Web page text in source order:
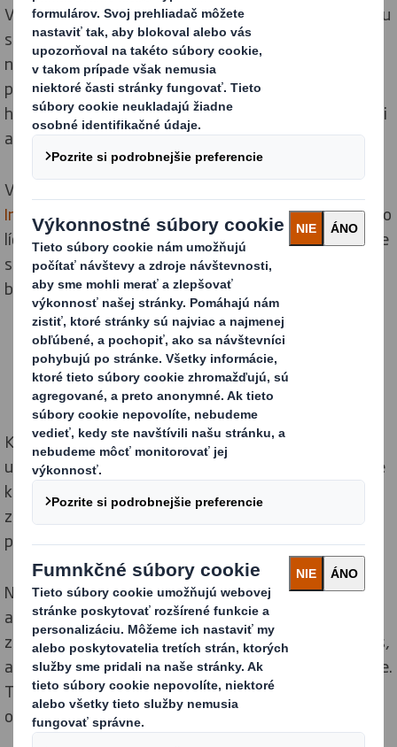
V spoločnosti DS Smith je udržateľnosť neoddeliteľnou
súčasťou nášho obehového obchodného modelu a
najväčší pozitívny vplyv môžeme dosiahnuť tým, že
pomôžeme vytvoriť nízkouhlíkové obehové
hospodárstvo. Je to cesta, na ktorej sme so zákazníkmi
a kolegami už viac ako desať rokov.
V januári 2025 sme sa pripojili k spoločnosti
International Paper
a vytvorili sme skutočne globálneho
lídra v oblasti udržateľných obalových riešení. Spoločne
sme naďalej odhodlaní vytvárať udržateľnejšiu
budúcnosť.
ZISTITE VIAC O SPOJENÍ SPOLOČNOSTÍ
Keď sme v roku 2020 spustili našu stratégiu
udržateľnosti Now & Next, stanovili sme si ambiciózne
krátkodobé a dlhodobé ciele, ktoré potvrdili náš
záväzok k obehovému hospodárstvu a náš cieľ
predefinovať obaly pre meniaci sa svet.
Naša stratégia udržateľnosti Now & Next zahŕňa
ašpirácie pre "teraz" a pre "budúcnosť", pričom sa
zameriava na výzvy udržateľnosti, ktorým čelíme dnes,
ako aj na tie, ktoré budú mať vplyv na budúce generácie.
To nám umožňuje viesť prechod na nízkouhlíkové
obehové hospodárstvo.